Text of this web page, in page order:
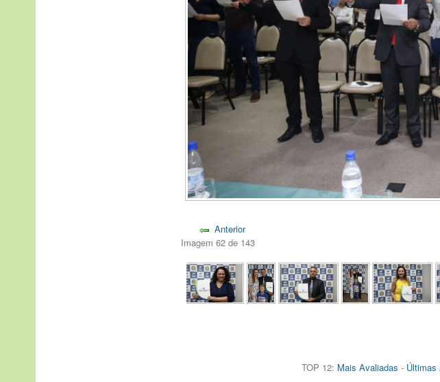
Anterior
Imagem 62 de 143
TOP 12: Mais Avaliadas - Últimas